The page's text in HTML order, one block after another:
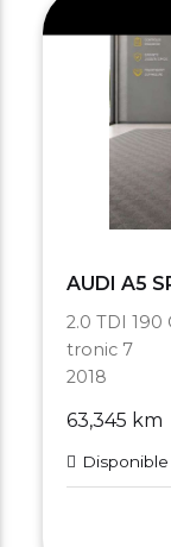
AUDI A5
2.0 TDI
tronic 7
2018
63,345 km